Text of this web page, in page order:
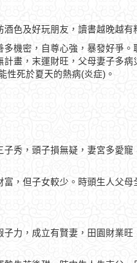
色及好玩朋友，讀書越晚越有
機密，自尊心強，暴發好爭。
畫，末運財旺，父母妻子多病
性死於夏天的熱病(炎症)。
秀，頭子損無疑，妻宮多愛寵
，但子女較少。時頭生人父母
力，成立有賢妻，田園財業旺